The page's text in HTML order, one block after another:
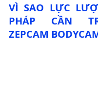
VÌ SAO LỰC
PHÁP CẦN
ZEPCAM